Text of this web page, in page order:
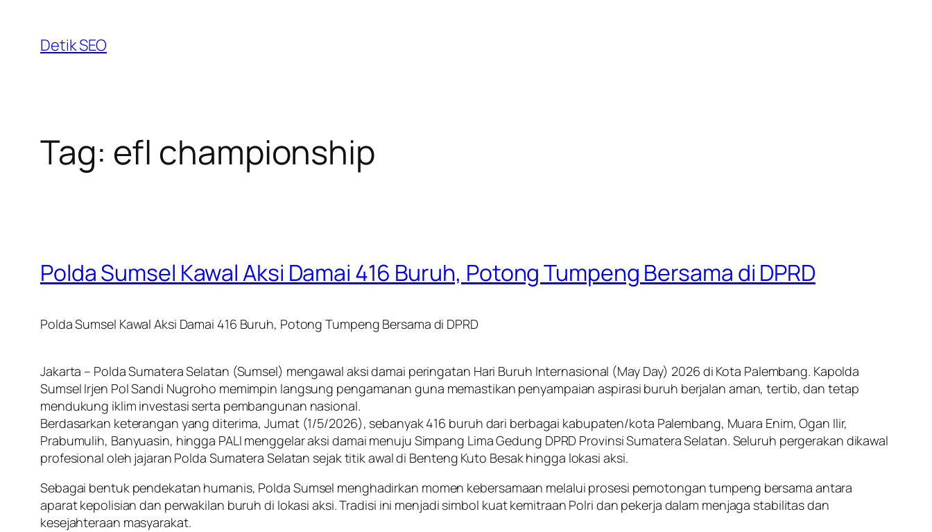
content
Detik SEO
Tag: efl championship
Polda Sumsel Kawal Aksi Damai 416 Buruh, Potong Tumpeng Bersama di DPRD
Polda Sumsel Kawal Aksi Damai 416 Buruh, Potong Tumpeng Bersama di DPRD
Jakarta – Polda Sumatera Selatan (Sumsel) mengawal aksi damai peringatan Hari Buruh Internasional (May Day) 2026 di Kota Palembang. Kapolda
Sumsel Irjen Pol Sandi Nugroho memimpin langsung pengamanan guna memastikan penyampaian aspirasi buruh berjalan aman, tertib, dan tetap
mendukung iklim investasi serta pembangunan nasional.
Berdasarkan keterangan yang diterima, Jumat (1/5/2026), sebanyak 416 buruh dari berbagai kabupaten/kota Palembang, Muara Enim, Ogan Ilir,
Prabumulih, Banyuasin, hingga PALI menggelar aksi damai menuju Simpang Lima Gedung DPRD Provinsi Sumatera Selatan. Seluruh pergerakan dikawal
profesional oleh jajaran Polda Sumatera Selatan sejak titik awal di Benteng Kuto Besak hingga lokasi aksi.
Sebagai bentuk pendekatan humanis, Polda Sumsel menghadirkan momen kebersamaan melalui prosesi pemotongan tumpeng bersama antara
aparat kepolisian dan perwakilan buruh di lokasi aksi. Tradisi ini menjadi simbol kuat kemitraan Polri dan pekerja dalam menjaga stabilitas dan
kesejahteraan masyarakat.